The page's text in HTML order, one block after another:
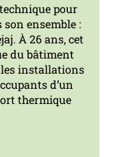
pour
ensemble :
À 26 ans, cet
du bâtiment
les installations
d’un
thermique